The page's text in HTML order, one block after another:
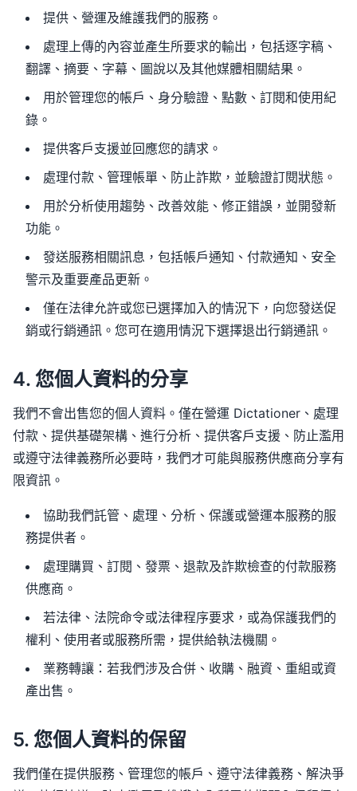
提供、營運及維護我們的服務。
處理上傳的內容並產生所要求的輸出，包括逐字稿、
翻譯、摘要、字幕、圖說以及其他媒體相關結果。
用於管理您的帳戶、身分驗證、點數、訂閱和使用紀
錄。
提供客戶支援並回應您的請求。
處理付款、管理帳單、防止詐欺，並驗證訂閱狀態。
用於分析使用趨勢、改善效能、修正錯誤，並開發新
功能。
發送服務相關訊息，包括帳戶通知、付款通知、安全
警示及重要產品更新。
僅在法律允許或您已選擇加入的情況下，向您發送促
銷或行銷通訊。您可在適用情況下選擇退出行銷通訊。
4. 您個人資料的分享
我們不會出售您的個人資料。僅在營運 Dictationer、處理
付款、提供基礎架構、進行分析、提供客戶支援、防止濫用
或遵守法律義務所必要時，我們才可能與服務供應商分享有
限資訊。
協助我們託管、處理、分析、保護或營運本服務的服
務提供者。
處理購買、訂閱、發票、退款及詐欺檢查的付款服務
供應商。
若法律、法院命令或法律程序要求，或為保護我們的
權利、使用者或服務所需，提供給執法機關。
業務轉讓：若我們涉及合併、收購、融資、重組或資
產出售。
5. 您個人資料的保留
我們僅在提供服務、管理您的帳戶、遵守法律義務、解決爭